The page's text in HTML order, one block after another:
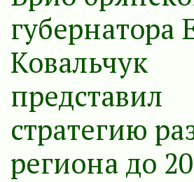
губернатора
Ковальчук
представил
стратегию
региона до